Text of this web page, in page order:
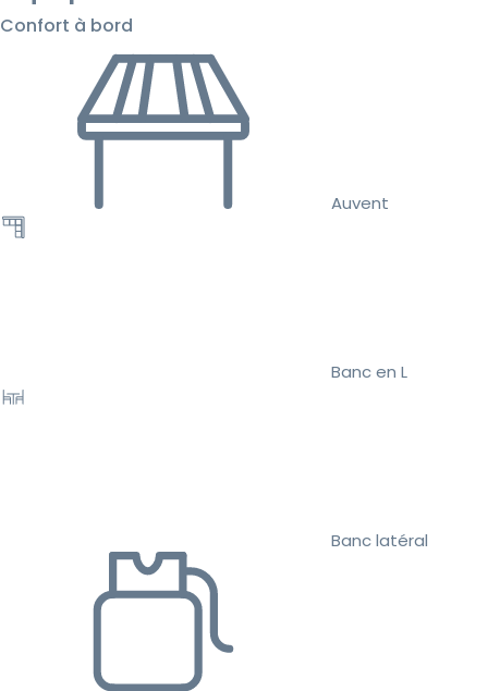
Confort à bord
Auvent
Banc en L
Banc latéral